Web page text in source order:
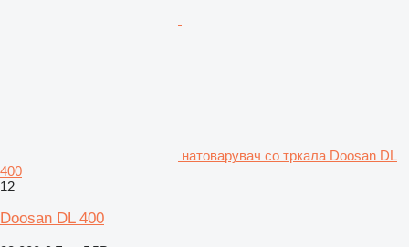
натоварувач со тркала Doosan DL
400
12
Doosan DL 400